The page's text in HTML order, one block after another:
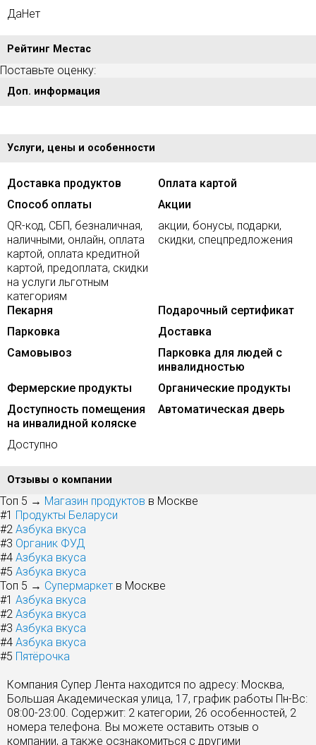
ДаНет
Рейтинг Местас
Поставьте оценку:
Доп. информация
Услуги, цены и особенности
Доставка продуктов
Оплата картой
Способ оплаты
QR-код, СБП, безналичная,
наличными, онлайн, оплата
картой, оплата кредитной
картой, предоплата, скидки
на услуги льготным
категориям
Акции
акции, бонусы, подарки,
скидки, спецпредложения
Пекарня
Подарочный сертификат
Парковка
Доставка
Самовывоз
Парковка для людей с
инвалидностью
Фермерские продукты
Органические продукты
Доступность помещения
на инвалидной коляске
Доступно
Автоматическая дверь
Отзывы о компании
Топ 5 → Магазин продуктов в Москве
#1 Продукты Беларуси
#2 Азбука вкуса
#3 Органик ФУД
#4 Азбука вкуса
#5 Азбука вкуса
Топ 5 → Супермаркет в Москве
#1 Азбука вкуса
#2 Азбука вкуса
#3 Азбука вкуса
#4 Азбука вкуса
#5 Пятёрочка
Компания Супер Лента находится по адресу: Москва,
Большая Академическая улица, 17, график работы Пн-Вс:
08:00-23:00. Содержит: 2 категории, 26 особенностей, 2
номера телефона. Вы можете оставить отзыв о
компании, а также осзнакомиться с другими